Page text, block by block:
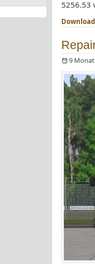
5256.53
Download
9